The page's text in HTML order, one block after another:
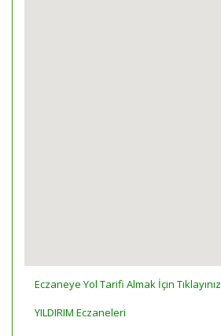
Eczaneye Yol Tarifi Almak İçin Tıklayınız
YILDIRIM Eczaneleri